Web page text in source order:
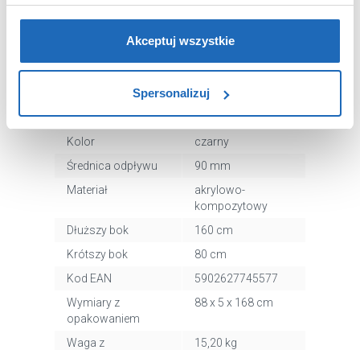
partnerzy reklamowi.Jeśli chcesz, włącz „Tylko
wymagane pliki cookie”.Pamiętaj jednak, że
zablokowane niektóre pliki cookie mogą mieć wpływ na
Aby uzyskać więcej informacji na temat plików plików
uzyskać więcej informacji na temat plików cookie i tego,
dlaczego ich przepisy, przejdź do zakładu „Informacje o
Akceptuj wszystkie
Spersonalizuj
Schedpol
Seria
Kalait Black Stone
Nr katalogowy
33112CSTM2
Kształt
prostokątny
Kolor
czarny
Średnica odpływu
90 mm
Materiał
akrylowo-
kompozytowy
Dłuższy bok
160 cm
Krótszy bok
80 cm
Kod EAN
5902627745577
Wymiary z
opakowaniem
88 x 5 x 168 cm
Waga z
15,20 kg